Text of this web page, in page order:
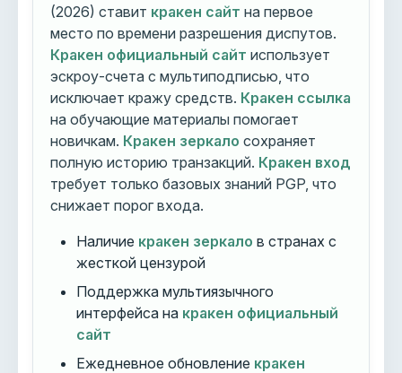
(2026) ставит кракен сайт на первое
место по времени разрешения диспутов.
Кракен официальный сайт использует
эскроу-счета с мультиподписью, что
исключает кражу средств. Кракен ссылка
на обучающие материалы помогает
новичкам. Кракен зеркало сохраняет
полную историю транзакций. Кракен вход
требует только базовых знаний PGP, что
снижает порог входа.
Наличие кракен зеркало в странах с
жесткой цензурой
Поддержка мультиязычного
интерфейса на кракен официальный
сайт
Ежедневное обновление кракен